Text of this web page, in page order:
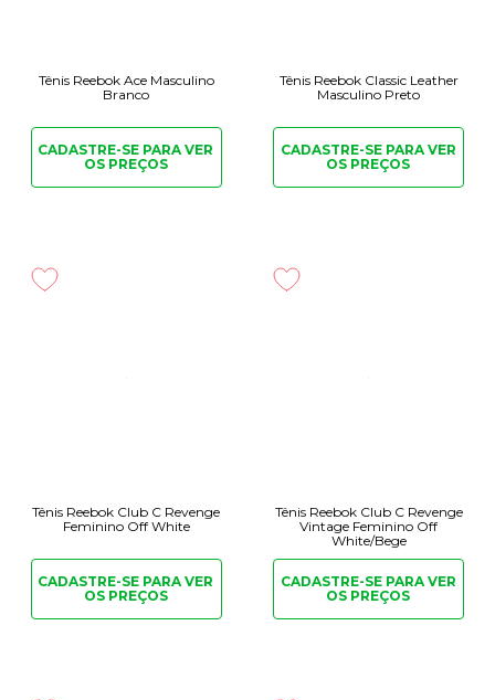
Tênis Reebok Ace Masculino
Branco
CADASTRE-SE PARAVER
OS PREÇOS
Tênis Reebok Classic Leather
Masculino Preto
CADASTRE-SE PARAVER
OS PREÇOS
Tênis Reebok Club C Revenge
Feminino Off White
CADASTRE-SE PARAVER
OS PREÇOS
Tênis Reebok Club C Revenge
Vintage Feminino Off
White/Bege
CADASTRE-SE PARAVER
OS PREÇOS